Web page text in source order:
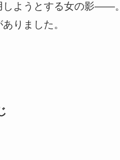
しようとする女の影――。
りました。